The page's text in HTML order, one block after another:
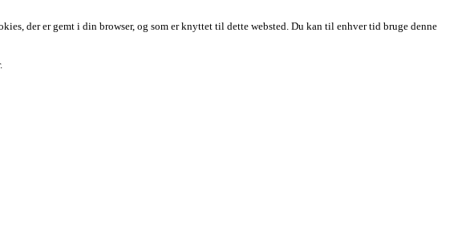
der er gemt i din browser, og som er knyttet til dette websted. Du kan til enhver tid bruge denne